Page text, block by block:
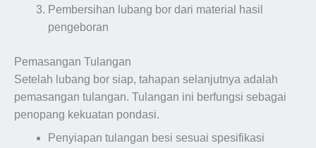
Pembersihan lubang bor dari material hasil
pengeboran
Pemasangan Tulangan
Setelah lubang bor siap, tahapan selanjutnya adalah
pemasangan tulangan. Tulangan ini berfungsi sebagai
penopang kekuatan pondasi.
Penyiapan tulangan besi sesuai spesifikasi